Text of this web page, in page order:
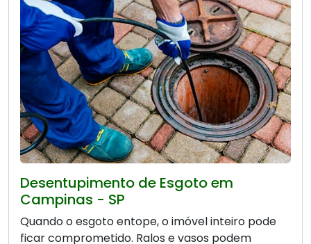
Desentupimento de Esgoto em
Campinas - SP
Quando o esgoto entope, o imóvel inteiro pode
ficar comprometido. Ralos e vasos podem